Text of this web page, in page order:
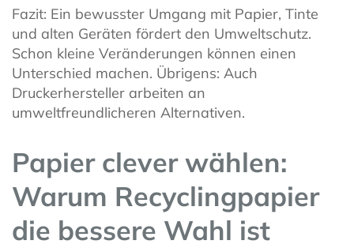
Fazit: Ein bewusster Umgang mit Papier, Tinte
und alten Geräten fördert den Umweltschutz.
Schon kleine Veränderungen können einen
Unterschied machen. Übrigens: Auch
Druckerhersteller arbeiten an
umweltfreundlicheren Alternativen.
Papier clever wählen:
Warum Recyclingpapier
die bessere Wahl ist